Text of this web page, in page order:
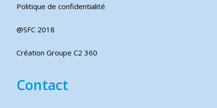
Politique de confidentialité
@SFC 2018
Création Groupe C2 360
Contact